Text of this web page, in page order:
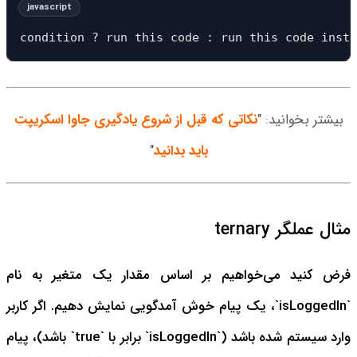
condition ? run this code : run this code
بیشتر بخوانید: "نکاتی که قبل از شروع یادگیری جاوا اسکریپت
باید بدانید"
مثال عملگر ternary
فرض کنید می‌خواهیم بر اساس مقدار یک متغیر به نام
`isLoggedIn`، یک پیام خوش آمدگویی نمایش دهیم. اگر کاربر
وارد سیستم شده باشد (`isLoggedIn` برابر با `true` باشد)، پیام